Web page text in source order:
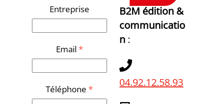
Entreprise
Email *
Téléphone*
B2M édition &
communicatio
n :
04.92.12.58.93